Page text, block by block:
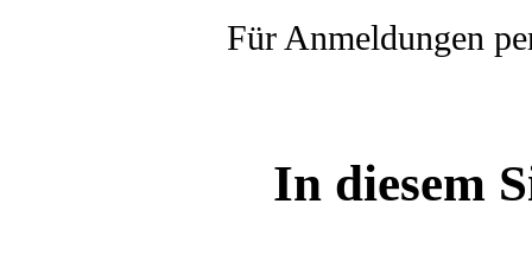
Für Anmeldungen
In diesem